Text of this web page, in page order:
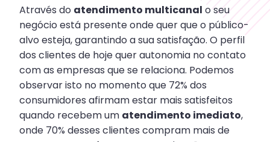
Através do atendimento multicanal o seu
negócio está presente onde quer que o público-
alvo esteja, garantindo a sua satisfação. O perfil
dos clientes de hoje quer autonomia no contato
com as empresas que se relaciona. Podemos
observar isto no momento que 72% dos
consumidores afirmam estar mais satisfeitos
quando recebem um atendimento imediato,
onde 70% desses clientes compram mais de